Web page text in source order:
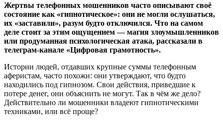
Жертвы телефонных мошенников часто описывают своё
состояние как «гипнотическое»: они не могли ослушаться,
их «заставили», разум будто отключился. Что на самом
деле стоит за этим ощущением — магия злоумышленников
или продуманная психологическая атака, рассказали в
телеграм-канале «Цифровая грамотность».
Истории людей, отдавших крупные суммы телефонным
аферистам, часто похожи: они утверждают, что будто
находились под гипнозом. Свои действия, приведшие к
потере денег, они объяснить не могут. Так в чём же дело?
Действительно ли мошенники владеют гипнотическими
техниками, или всё проще?